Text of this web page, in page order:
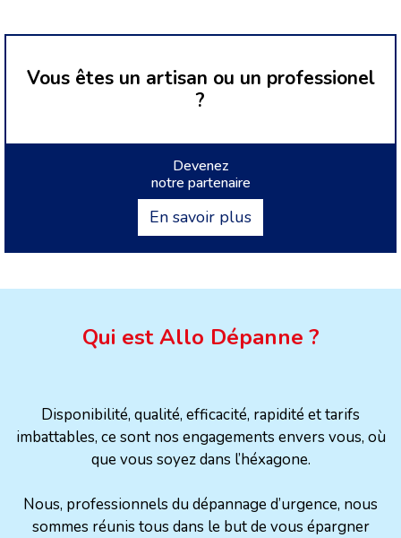
Vous êtes un artisan ou un professionel
?
Devenez
notre partenaire
En savoir plus
Qui est Allo Dépanne ?
Disponibilité, qualité, efficacité, rapidité et tarifs
imbattables, ce sont nos engagements envers vous, où
que vous soyez dans l’héxagone.
Nous, professionnels du dépannage d’urgence, nous
sommes réunis tous dans le but de vous épargner